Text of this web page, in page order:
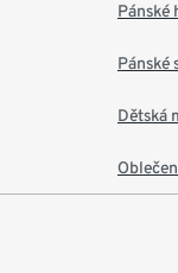
Pánské
Pánské
Dětská